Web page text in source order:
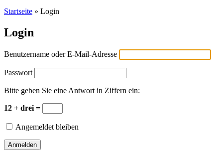
Startseite » Login
Login
Benutzername oder E-Mail-Adresse
Passwort
Bitte geben Sie eine Antwort in Ziffern ein:
12 + drei =
Angemeldet bleiben